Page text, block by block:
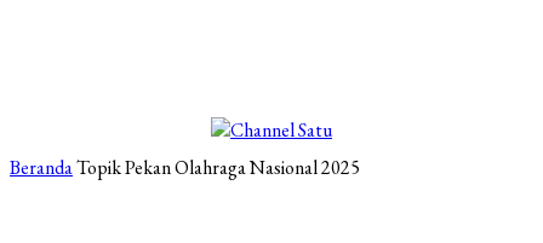
BerandaTopikPekan Olahraga Nasional 2025